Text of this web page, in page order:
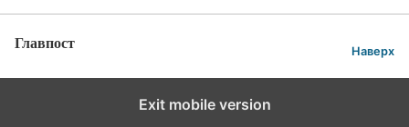
Главпост Наверх
Exit mobile version